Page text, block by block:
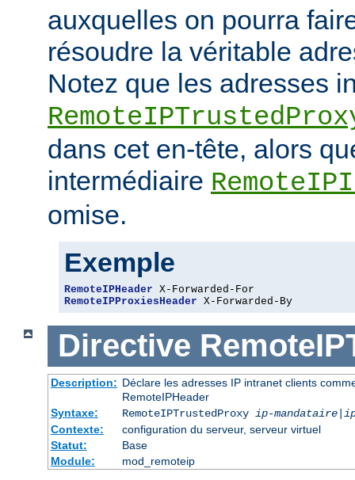
auxquelles on pourra
résoudre la véritable
Notez que les adresses
dans cet en-tête, alors
intermédiaire
omise.
Exemple
RemoteIPHeader
RemoteIPProxiesHeader X-Forwarded-By
Directive
Description: Déclare les adresses IP intranet clients
RemoteIPHeader
Syntaxe:
RemoteIPTrustedProxy ip-mandataire|
Contexte:
configuration du serveur, serveur virtuel
Statut:
Base
Module:
mod_remoteip